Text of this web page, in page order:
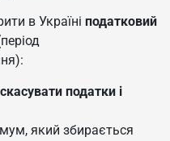
в Україні податковий
податки і
який збирається